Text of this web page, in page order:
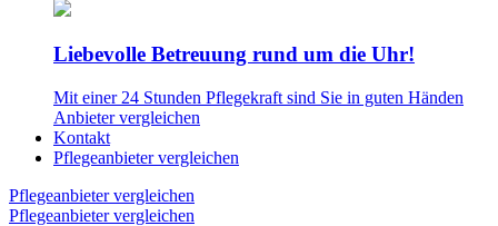
Liebevolle Betreuung rund um die Uhr!
Mit einer 24 Stunden Pflegekraft sind Sie in guten Händen
Anbieter vergleichen
Kontakt
Pflegeanbieter vergleichen
Pflegeanbieter vergleichen
Pflegeanbieter vergleichen